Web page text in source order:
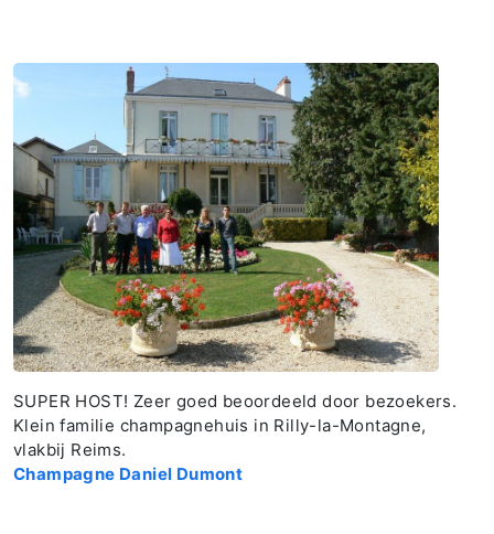
SUPER HOST! Zeer goed beoordeeld door bezoekers.
Klein familie champagnehuis in Rilly-la-Montagne,
vlakbij Reims.
Champagne Daniel Dumont